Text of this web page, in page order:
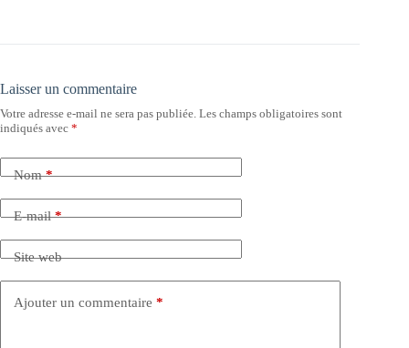
Laisser un commentaire
Votre adresse e-mail ne sera pas publiée. Les champs obligatoires sont
indiqués avec *
Nom*
E-mail*
Site web
Ajouter un commentaire *